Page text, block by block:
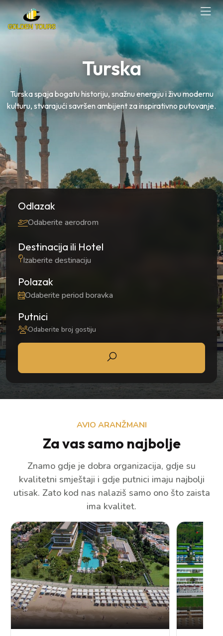
Turska
Turska spaja bogatu historiju, snažnu energiju i živu modernu
kulturu, stvarajući savršen ambijent za inspirativno putovanje.
Odlazak
Odaberite aerodrom
Destinacija ili Hotel
Polazak
Putnici
Odaberite broj gostiju
AVIO ARANŽMANI
Za vas samo najbolje
Znamo gdje je dobra organizacija, gdje su
kvalitetni smještaji i gdje putnici imaju najbolji
utisak. Zato kod nas nalaziš samo ono što zaista
ima kvalitet.